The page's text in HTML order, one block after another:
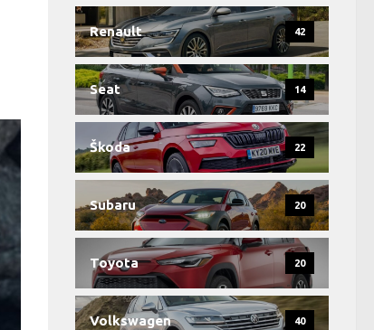
Renault 42
Seat 14
Škoda 22
Subaru 20
Toyota 20
Volkswagen 40